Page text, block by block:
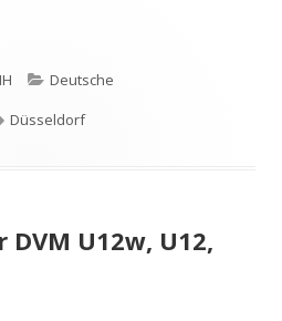
Zweiter Tag – Aufstieg zum
Kategorien
Deutsche
Schlagwörter
Düsseldorf
U12w, U12,